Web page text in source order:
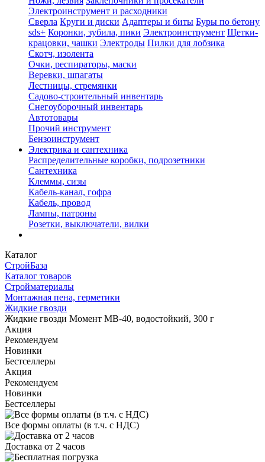
Электроинструмент и расходники
Сверла Круги и диски Адаптеры и биты Буры по бетону
sds+ Коронки, зубила, пики Электроинструмент Щетки-
крацовки, чашки Электроды Пилки для лобзика
Скотч, изолента
Очки, респираторы, маски
Веревки, шпагаты
Лестницы, стремянки
Садово-строительный инвентарь
Снегоуборочный инвентарь
Автотовары
Прочий инструмент
Бензоинструмент
Электрика и сантехника
Распределительные коробки, подрозетники
Сантехника
Клеммы, сизы
Кабель-канал, гофра
Кабель, провод
Лампы, патроны
Розетки, выключатели, вилки
Каталог
СтройБаза
Каталог товаров
Стройматериалы
Монтажная пена, герметики
Жидкие гвозди
Жидкие гвозди Момент МВ-40, водостойкий, 300 г
Акция
Рекомендуем
Новинки
Бестселлеры
Акция
Рекомендуем
Новинки
Бестселлеры
Все формы оплаты (в т.ч. с НДС)
Доставка от 2 часов